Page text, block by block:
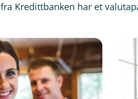
Kredittbanken har et